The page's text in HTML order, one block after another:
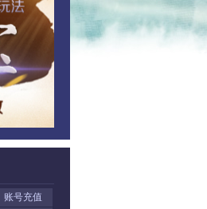
账号充值